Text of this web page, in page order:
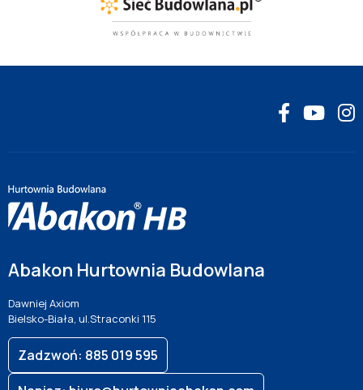
Abakon Hurtownia Budowlana
Dawniej Axiom
Bielsko-Biała, ul.Straconki 115
Zadzwoń: 885 019 595